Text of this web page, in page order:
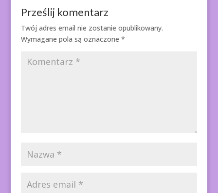
Prześlij komentarz
Twój adres email nie zostanie opublikowany.
Wymagane pola są oznaczone *